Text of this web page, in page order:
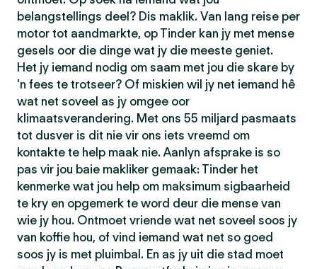
belangstellings deel? Dis maklik. Van lang reise per
motor tot aandmarkte, op Tinder kan jy met mense
gesels oor die dinge wat jy die meeste geniet.
Het jy iemand nodig om saam met jou die skare by
'n fees te trotseer? Of miskien wil jy net iemand hê
wat net soveel as jy omgee oor
klimaatsverandering. Met ons 55 miljard pasmaats
tot dusver is dit nie vir ons iets vreemd om
kontakte te help maak nie. Aanlyn afsprake is so
pas vir jou baie makliker gemaak: Tinder het
kenmerke wat jou help om maksimum sigbaarheid
te kry en opgemerk te word deur die mense van
wie jy hou. Ontmoet vriende wat net soveel soos jy
van koffie hou, of vind iemand wat net so goed
soos jy is met pluimbal. En as jy uit die stad moet